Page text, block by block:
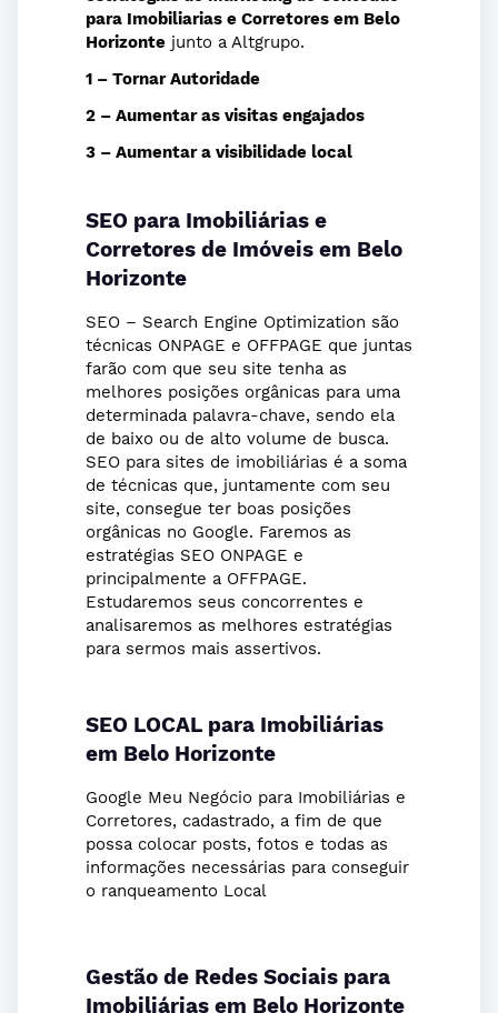
para Imobiliarias e Corretores em Belo
Horizontejunto a Altgrupo.
1 – Tornar Autoridade
2 – Aumentar as visitas engajados
3 – Aumentar a visibilidade local
SEO para Imobiliárias e
Corretores de Imóveis em Belo
Horizonte
SEO – Search Engine Optimization são
técnicas ONPAGE e OFFPAGE que juntas
farão com que seu site tenha as
melhores posições orgânicas para uma
determinada palavra-chave, sendo ela
de baixo ou de alto volume de busca.
SEO para sites de imobiliárias é a soma
de técnicas que, juntamente com seu
site, consegue ter boas posições
orgânicas no Google. Faremos as
estratégias SEO ONPAGE e
principalmente a OFFPAGE.
Estudaremos seus concorrentes e
analisaremos as melhores estratégias
para sermos mais assertivos.
SEO LOCAL para Imobiliárias
em Belo Horizonte
Google Meu Negócio para Imobiliárias e
Corretores, cadastrado, a fim de que
possa colocar posts, fotos e todas as
informações necessárias para conseguir
o ranqueamento Local
Gestão de Redes Sociais para
Imobiliárias em Belo Horizonte